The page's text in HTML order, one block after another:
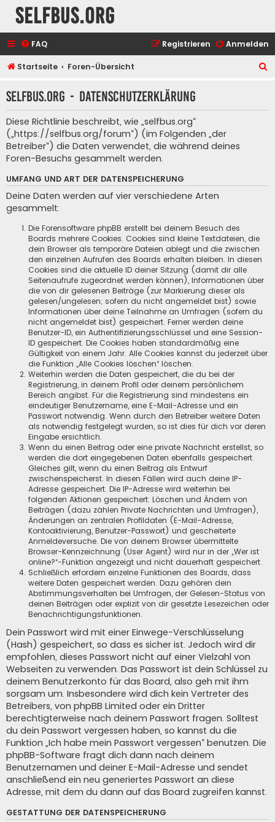
selfbus.org
FAQ Anmelden
Registrieren
Startseite Foren-Übersicht
h
selfbus.org - Datenschutzerklärung
Diese Richtlinie beschreibt, wie „selfbus.org“
(„https://selfbus.org/forum“) (im Folgenden „der
Betreiber“) die Daten verwendet, die während deines
Foren-Besuchs gesammelt werden.
UMFANG UND ART DER DATENSPEICHERUNG
Deine Daten werden auf vier verschiedene Arten
gesammelt:
Die Forensoftware phpBB erstellt bei deinem Besuch des
Boards mehrere Cookies. Cookies sind kleine Textdateien, die
dein Browser als temporäre Dateien ablegt und die zwischen
den einzelnen Aufrufen des Boards erhalten bleiben. In diesen
Cookies sind die aktuelle ID deiner Sitzung (damit dir alle
Seitenaufrufe zugeordnet werden können), Informationen über
die von dir gelesenen Beiträge (zur Markierung dieser als
gelesen/ungelesen; sofern du nicht angemeldet bist) sowie
Informationen über deine Teilnahme an Umfragen (sofern du
nicht angemeldet bist) gespeichert. Ferner werden deine
Benutzer-ID, ein Authentifizierungsschlüssel und eine Session-
ID gespeichert. Die Cookies haben standardmäßig eine
Gültigkeit von einem Jahr. Alle Cookies kannst du jederzeit über
die Funktion „Alle Cookies löschen“ löschen.
Weiterhin werden die Daten gespeichert, die du bei der
Registrierung, in deinem Profil oder deinem persönlichem
Bereich angibst. Für die Registrierung sind mindestens ein
eindeutiger Benutzername, eine E-Mail-Adresse und ein
Passwort notwendig. Wenn durch den Betreiber weitere Daten
als notwendig festgelegt wurden, so ist dies für dich vor deren
Eingabe ersichtlich.
Wenn du einen Beitrag oder eine private Nachricht erstellst, so
werden die dort eingegebenen Daten ebenfalls gespeichert.
Gleiches gilt, wenn du einen Beitrag als Entwurf
zwischenspeicherst. In diesen Fällen wird auch deine IP-
Adresse gespeichert. Die IP-Adresse wird weiterhin bei
folgenden Aktionen gespeichert: Löschen und Ändern von
Beiträgen (dazu zählen Private Nachrichten und Umfragen),
Änderungen an zentralen Profildaten (E-Mail-Adresse,
Kontoaktivierung, Benutzer-Passwort) und gescheiterte
Anmeldeversuche. Die von deinem Browser übermittelte
Browser-Kennzeichnung (User Agent) wird nur in der „Wer ist
online?“-Funktion angezeigt und nicht dauerhaft gespeichert.
Schließlich erfordern einzelne Funktionen des Boards, dass
weitere Daten gespeichert werden. Dazu gehören dein
Abstimmungsverhalten bei Umfragen, der Gelesen-Status von
deinen Beiträgen oder explizit von dir gesetzte Lesezeichen oder
Benachrichtigungsfunktionen.
Dein Passwort wird mit einer Einwege-Verschlüsselung
(Hash) gespeichert, so dass es sicher ist. Jedoch wird dir
empfohlen, dieses Passwort nicht auf einer Vielzahl von
Webseiten zu verwenden. Das Passwort ist dein Schlüssel zu
deinem Benutzerkonto für das Board, also geh mit ihm
sorgsam um. Insbesondere wird dich kein Vertreter des
Betreibers, von phpBB Limited oder ein Dritter
berechtigterweise nach deinem Passwort fragen. Solltest
du dein Passwort vergessen haben, so kannst du die
Funktion „Ich habe mein Passwort vergessen“ benutzen. Die
phpBB-Software fragt dich dann nach deinem
Benutzernamen und deiner E-Mail-Adresse und sendet
anschließend ein neu generiertes Passwort an diese
Adresse, mit dem du dann auf das Board zugreifen kannst.
GESTATTUNG DER DATENSPEICHERUNG